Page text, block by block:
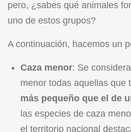
pero, ¿sabes qué animales
uno de estos grupos?
A continuación, hacemos un
Caza menor: Se
menor todas aquellas que
más pequeño que el de
las especies de caza
el territorio nacional